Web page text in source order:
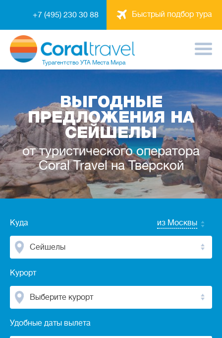
Быстрый подбор тура
+7 (495) 230 30 88
Турагентство УТА Места Мира
ВЫГОДНЫЕ
ПРЕДЛОЖЕНИЯ НА
СЕЙШЕЛЫ
от туристического оператора
Coral Travel на Тверской
Куда из Москвы
Сейшелы
Курорт
Выберите курорт
Удобные даты вылета